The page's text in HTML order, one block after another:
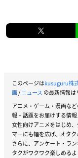
このページはkusuguru株
画/ニュース の最新情報は
アニメ・ゲーム・漫画な
報・話題をお届けする情報
女性向けアニメをはじめ
マーにも幅を広げ、オタ
さらに、アンケート・ラ
タクがワクワク楽しめる